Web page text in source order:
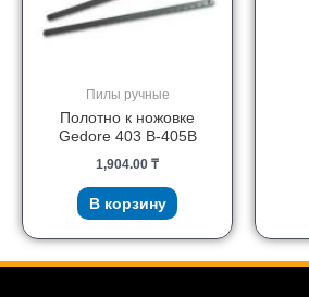
Пилы ручные
Полотно к ножовке
Gedore 403 B-405B
1,904.00 ₸
В корзину